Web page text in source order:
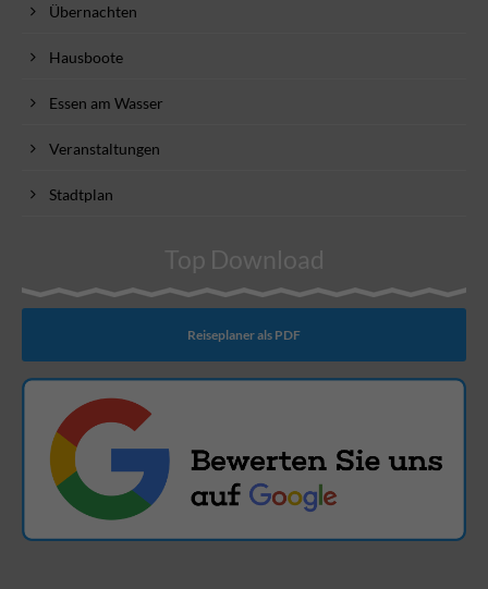
Übernachten
Hausboote
Essen am Wasser
Veranstaltungen
Stadtplan
Top Download
Reiseplaner als PDF